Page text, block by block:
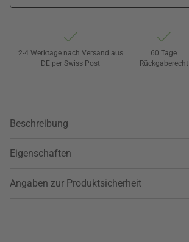
2-4 Werktage nach Versand aus
DE per Swiss Post
60 Tage
Rückgaberecht
Beschreibung
Eigenschaften
Angaben zur Produktsicherheit